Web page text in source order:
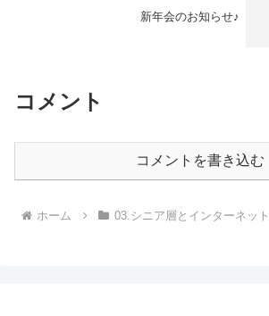
新年会のお知らせ♪
コメント
コメントを書き込む
ホーム 03.シニア層とインターネット